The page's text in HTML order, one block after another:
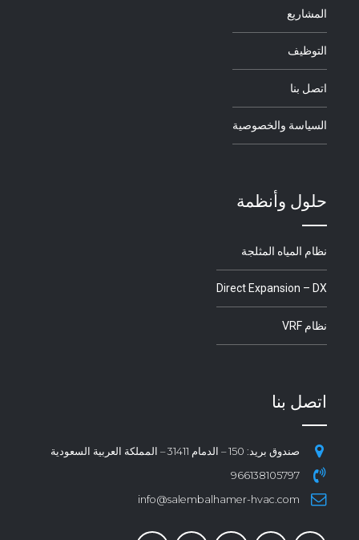
المشاريع
التوظيف
اتصل بنا
السياسة والخصوصية
حلول وأنظمة
نظام المياه المثلجة
Direct Expansion – DX
نظام VRF
اتصل بنا
صندوق بريد: 150 – الدمام 31411 – المملكة العربية السعودية
966138105797
info@salembalhamer-hvac.com